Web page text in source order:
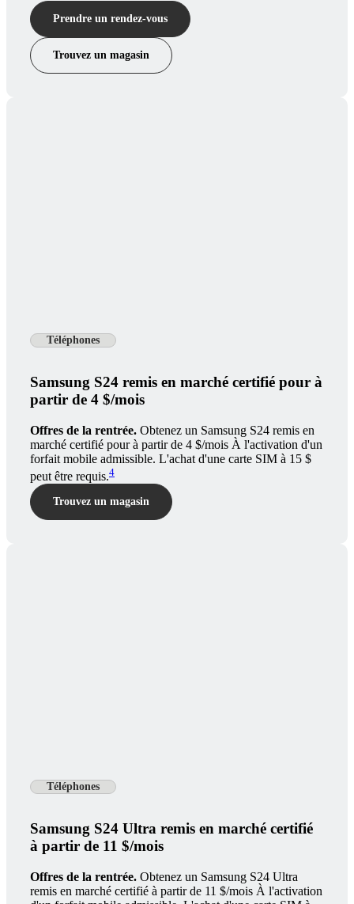
Prendre un rendez-vous
Trouvez un magasin
Téléphones
Samsung S24 remis en marché certifié pour à
partir de 4 $/mois
Offres de la rentrée. Obtenez un Samsung S24 remis en
marché certifié pour à partir de 4 $/mois À l'activation d'un
forfait mobile admissible. L'achat d'une carte SIM à 15 $
peut être requis.4
Trouvez un magasin
Téléphones
Samsung S24 Ultra remis en marché certifié
à partir de 11 $/mois
Offres de la rentrée. Obtenez un Samsung S24 Ultra
remis en marché certifié à partir de 11 $/mois À l'activation